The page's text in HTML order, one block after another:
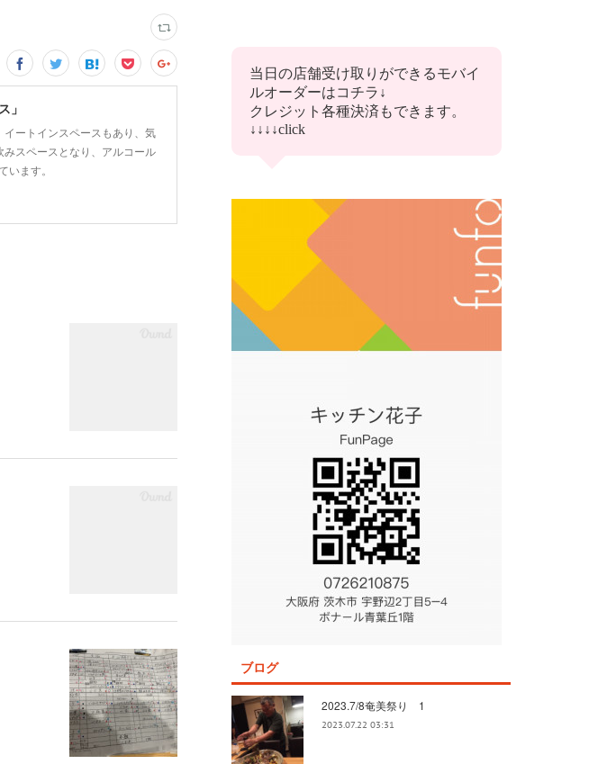
」
ートインスペースもあり、気
スペースとなり、アルコール
ます。
ブログ
2023.7/8奄美祭り 1
2023.07.22 03:31